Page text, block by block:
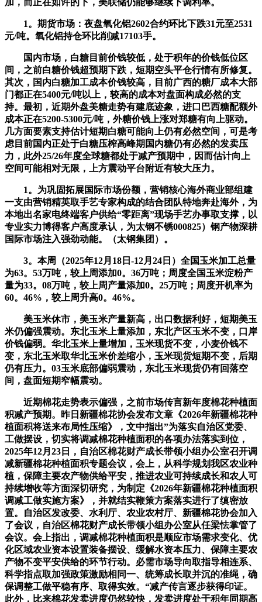
加，而正在如许的下，美联储仍能够继续下调利率。
1。期货市场：夜盘氧化铝2602合约环比下跌31元至2531
元/吨。氧化铝持仓环比削减17103手。
国内市场，白糖目前价钱较低，处于积年的价钱低位区
间，之前白糖价钱超预期下跌，短期空头平仓行情有所修复。
其次，国内白糖加工成本价钱较高，目前广西的糖厂成本大部
门都正在5400元/吨以上，较高的成本对盘面构成必然的支
持。最初，近期外盘美糖走势有建底迹象，进口巴西糖配额外
成本正在5200-5300元/吨，外糖价钱上涨对郑糖有向上驱动。
几方面要素支持估计短期白糖可能向上仍有必然空间，可是考
虑目前国内正处于白糖压榨高峰期国内糖仍有必然的发卖压
力，此外25/26年度全球糖都处于减产预期中，因而估计向上
空间可能相对无限，上方震动平台附近有较大压力。
1。为巩固拓展国际市场份额，营销核心海外商业部组建
一支由营销精英取手艺专家构成的结合团队特地奔赴海外，为
本地出名家电终端客户供给“零距离”现场手艺办事取支撑，以
专业实力博得客户高度承认，为太钢不锈000825）钢产物深耕
国际市场注入强劲动能。（太钢集团）。
3。本周（2025年12月18日-12月24日）全国玉米加工总量
为63。53万吨，较上周添加0。36万吨；周度全国玉米淀粉产
量为33。08万吨，较上周产量添加0。25万吨；周度开机率为
60。46%，较上周升高0。46%。
美玉米休市，美玉米产量新高，出口数据利好，短期美玉
米仍偏强震动。东北玉米上量添加，东北产区玉米不变，口岸
价钱偏弱。华北玉米上量增加，玉米现货不变，小麦价钱不
变，东北玉米取华北玉米价差缩小，玉米现货短期不变，后期
仍有压力。03玉米底部偏弱震动，东北玉米现货仍有回落空
间，盘面短期窄幅震动。
近期棉花走势表示偏强，之前市场传言新年度棉花种植面
积减产预期。昨日新疆棉花协会发布文章《2026年新疆棉花种
植面积将送来布局性压缩》，文中指出”为落实自治区党委、
工做摆设，切实将调减棉花种植面积的各项办法落实到位，
2025年12月23日，自治区棉花财产成长带领小组办公室召开调
减新疆棉花种植面积专题会议，会上，从科学规划我区农业种
植，保障主要农产物供给平安，推进农业可持续成长和农人可
持续增收等方面深切研究，为制定《2026年新疆棉花种植面积
调减工做实施方案》，并就结实鞭策方案落实进行了缜密放
置。自治区发改委、水利厅、农业农村厅、新疆棉花协会加入
了会议，自治区棉花财产成长带领小组办公室从任梁怯掌管了
会议。会上指出，调减棉花种植面积是顺应市场需求变化、优
化区域农业资本设置装备摆设、缓解水资本压力、保障主要农
产物不变平安供给的环节行动。必需市场导向取指导相连系、
科学指点取加强政策激励相同一、统筹成长取并沉的准绳，确
保调整工做平稳有序、取得实效。“减产传言逐步获得印证。
此外，比来棉花发卖进度仍然较快，发卖进度处于积年同期高